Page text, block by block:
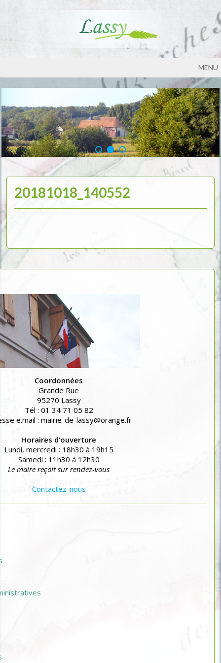
MENU
20181018_140552
Coordonnées
Grande Rue
95270 Lassy
Tél : 01 34 71 05 82
e.mail : mairie-de-lassy@orange.fr
Horaires d’ouverture
Lundi, mercredi : 18h30 à 19h15
Samedi : 11h30 à 12h30
Le maire reçoit sur rendez-vous
Contactez-nous